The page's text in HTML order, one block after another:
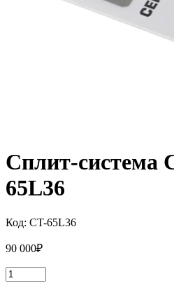
Сплит-система
65L36
Код: CT-65L36
90 000₽